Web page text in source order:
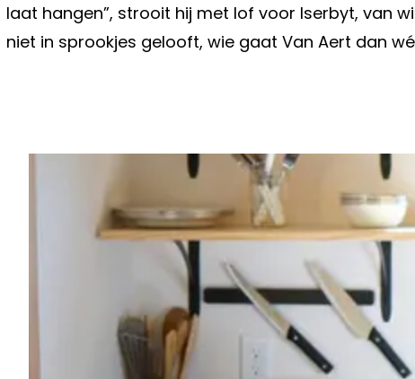
laat hangen”, strooit hij met lof voor Iserbyt, van
niet in sprookjes gelooft, wie gaat Van Aert dan
SCHEIDING MET ANTONY VAN DER
PIJNLIJK"